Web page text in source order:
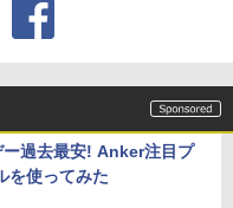
過去最安! Anker注目プ
を使ってみた